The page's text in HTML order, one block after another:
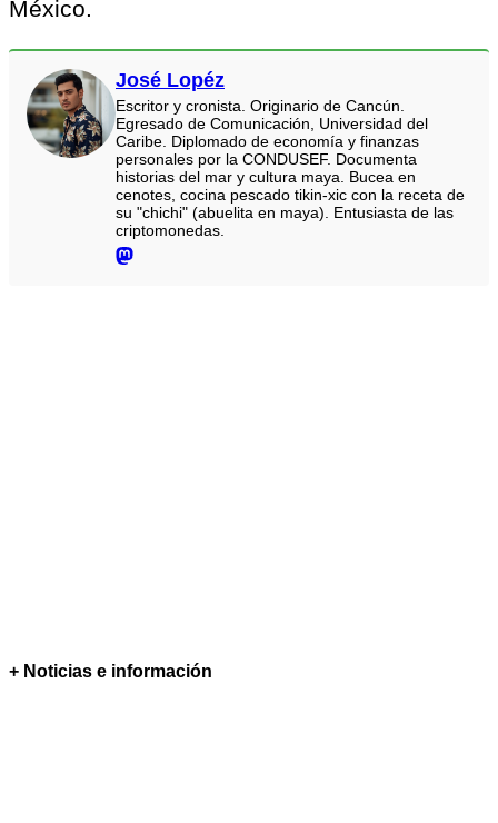
México.
José Lopéz
Escritor y cronista. Originario de Cancún.
Egresado de Comunicación, Universidad del
Caribe. Diplomado de economía y finanzas
personales por la CONDUSEF. Documenta
historias del mar y cultura maya. Bucea en
cenotes, cocina pescado tikin-xic con la receta de
su "chichi" (abuelita en maya). Entusiasta de las
criptomonedas.
+ Noticias e información